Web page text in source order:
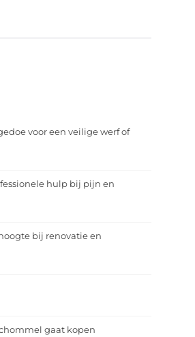
voor een veilige werf of
hulp bij pijn en
bij renovatie en
gaat kopen